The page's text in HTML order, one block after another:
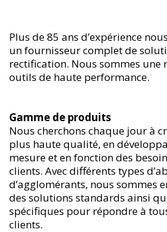
Plus de 85 ans d’expérience
un fournisseur complet de
rectification. Nous sommes une
outils de haute performance.
Gamme de produits
Nous cherchons chaque jour à
plus haute qualité, en
mesure et en fonction des
clients. Avec différents types
d’agglomérants, nous sommes
des solutions standards ainsi
spécifiques pour répondre à
clients.